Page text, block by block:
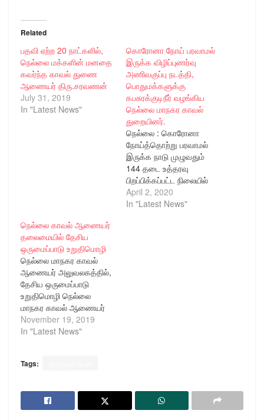
Related
பதவி ஏற்ற 20 நாட்களில்,
நெல்லை மக்களின் மனதை
கவர்ந்த காவல் துணை
ஆணையர் திரு.சரவணன்
July 31, 2019
In "Latest News"
கொரோனா நோய் பரவாமல்
இருக்க விழிப்புணர்வு
அணிவகுப்பு நடத்தி,
பொதுமக்களுக்கு
கபசுரக்குடிநீர் வழங்கிய
நெல்லை மாநகர காவல்
துறையினர்.
நெல்லை : கொரோனா
நோய்த்தொற்று பரவாமல்
இருக்க நாடு முழுவதும்
144 தடை உத்தரவு
பிறப்பிக்கப்பட்ட நிலையில்
திருநெல்வேலி மாநகரம்,
சந்திப்பு மற்றும் டவுன்
April 2, 2020
In "Latest News"
நெல்லை காவல் ஆணையர்
தலைமையில் தேசிய
ஒருமைப்பாடு உறுதிமொழி
நெல்லை மாநகர காவல்
ஆணையர் அலுவலகத்தில்,
தேசிய ஒருமைப்பாடு
உறுதிமொழி நெல்லை
மாநகர காவல் ஆணையர்
திரு.தீபக் மோ டாமோர்
அவர்கள் முன்னிலையில்,
ஆணையாளர்களான
மற்றும் போக்குவரத்து),
திரு.சரவணன், (சட்டம்
மற்றும் ஒழுங்கு) அவர்கள்,
November 19, 2019
In "Latest News"
Tags: